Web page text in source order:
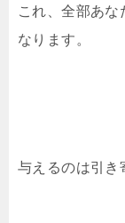
これ、全部あな
なります。
与えるのは引き